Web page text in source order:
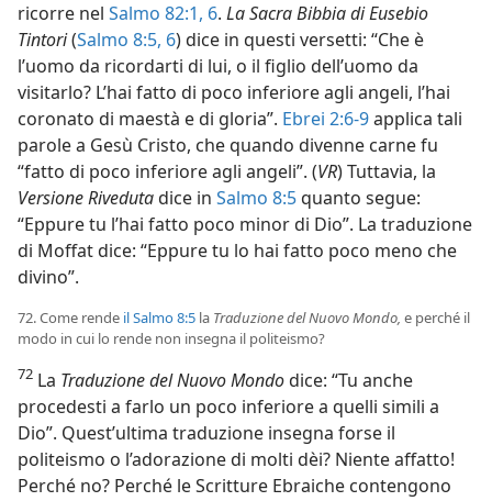
ricorre nel Salmo 82:1, 6. La Sacra Bibbia di Eusebio
Tintori(Salmo 8:5, 6) dice in questi versetti: “Che è
l’uomo da ricordarti di lui, o il figlio dell’uomo da
visitarlo? L’hai fatto di poco inferiore agli angeli, l’hai
coronato di maestà e di gloria”. Ebrei 2:6-9applica tali
parole a Gesù Cristo, che quando divenne carne fu
“fatto di poco inferiore agli angeli”. (VR) Tuttavia, la
Versione Rivedutadice in Salmo 8:5quanto segue:
“Eppure tu l’hai fatto poco minor di Dio”. La traduzione
di Moffat dice: “Eppure tu lo hai fatto poco meno che
divino”.
72. Come rende il Salmo 8:5 la Traduzione del Nuovo Mondo, e perché il
modo in cui lo rende non insegna il politeismo?
72 La Traduzione del Nuovo Mondodice: “Tu anche
procedesti a farlo un poco inferiore a quelli simili a
Dio”. Quest’ultima traduzione insegna forse il
politeismo o l’adorazione di molti dèi? Niente affatto!
Perché no? Perché le Scritture Ebraiche contengono